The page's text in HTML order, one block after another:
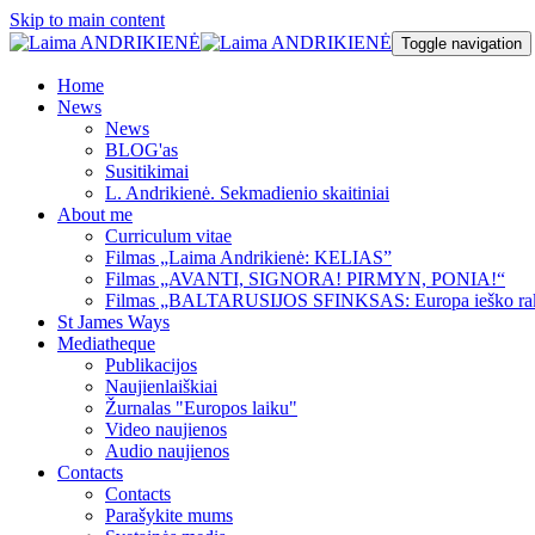
Skip to main content
Toggle navigation
Home
News
News
BLOG'as
Susitikimai
L. Andrikienė. Sekmadienio skaitiniai
About me
Curriculum vitae
Filmas „Laima Andrikienė: KELIAS”
Filmas „AVANTI, SIGNORA! PIRMYN, PONIA!“
Filmas „BALTARUSIJOS SFINKSAS: Europa ieško
St James Ways
Mediatheque
Publikacijos
Naujienlaiškiai
Žurnalas "Europos laiku"
Video naujienos
Audio naujienos
Contacts
Contacts
Parašykite mums